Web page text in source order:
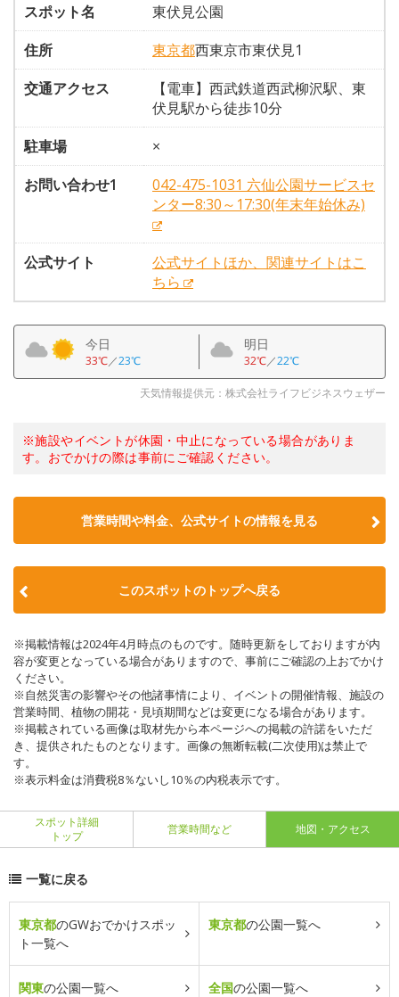
スポット名
東伏見公園
住所
東京都西東京市東伏見1
交通アクセス
【電車】西武鉄道西武柳沢駅、東
伏見駅から徒歩10分
駐車場
×
お問い合わせ1
042-475-1031 六仙公園サービスセ
ンター8:30～17:30(年末年始休み)
公式サイト
公式サイトほか、関連サイトはこ
ちら
今日
33℃／23℃
明日
32℃／22℃
天気情報提供元：株式会社ライフビジネスウェザー
※施設やイベントが休園・中止になっている場合がありま
す。おでかけの際は事前にご確認ください。
営業時間や料金、公式サイトの情報を見る
このスポットのトップへ戻る
※掲載情報は2024年4月時点のものです。随時更新をしておりますが内
容が変更となっている場合がありますので、事前にご確認の上おでかけ
ください。
※自然災害の影響やその他諸事情により、イベントの開催情報、施設の
営業時間、植物の開花・見頃期間などは変更になる場合があります。
※掲載されている画像は取材先から本ページへの掲載の許諾をいただ
き、提供されたものとなります。画像の無断転載(二次使用)は禁止で
す。
※表示料金は消費税8％ないし10％の内税表示です。
スポット詳細
トップ
営業時間など 地図・アクセス
一覧に戻る
東京都のGWおでかけスポッ
ト一覧へ
東京都の公園一覧へ
関東の公園一覧へ 全国の公園一覧へ